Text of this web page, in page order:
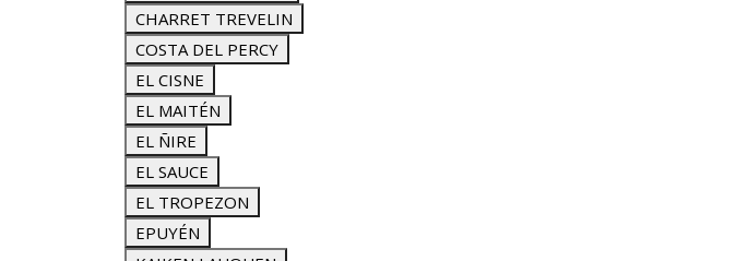
CHARRET TREVELIN
COSTA DEL PERCY
EL CISNE
EL MAITÉN
EL ÑIRE
EL SAUCE
EL TROPEZON
EPUYÉN